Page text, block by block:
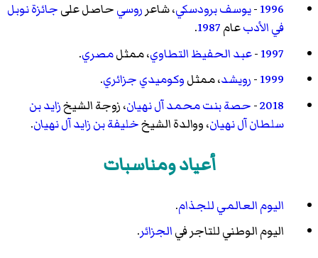
1996
-يوسف برودسكي، شاعرروسيحاصل علىجائزة نوبل
في الأدبعام1987
.
1997
-عبد الحفيظ التطاوي، ممثلمصري.
1999
-رويشد، ممثلوكوميديجزائري.
2018
-حصة بنت محمد آل نهيان، زوجة الشيخزايد بن
سلطان آل نهيان، ووالدة الشيخخليفة بن زايد آل نهيان.
أعياد ومناسبات
اليوم العالميللجذام.
اليوم الوطني للتاجر فيالجزائر.